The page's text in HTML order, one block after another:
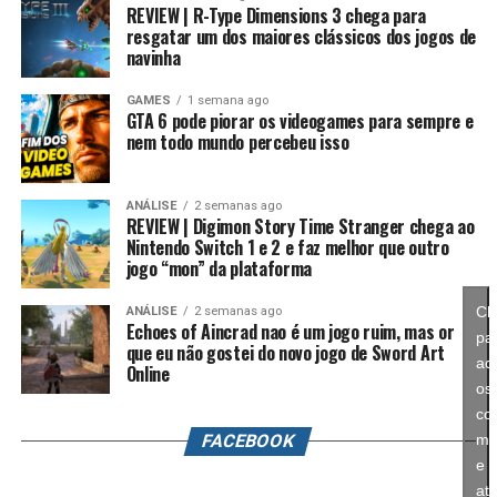
anos, Splatoon foi visto principalmente como um jogo
competitivo, mas Splatoon Raiders mostra que existe
espaço para expandir esse universo com uma campanha
mais ambiciosa e cheia de conteúdo. Caso a recepção dos
jogadores seja positiva, é bem possível que a Nintendo
continue investindo nesse formato e transforme o modo
história em um dos pilares da série daqui para frente.
No fim das contas, fica a sensação de que Splatoon
Raiders funciona como um grande laboratório para o
futuro da franquia. A Nintendo parece estar testando
novas mecânicas, um mundo mais aberto, sistemas de
progressão e uma campanha muito mais ambiciosa para
entender como os jogadores vão reagir. Se a recepção
for positiva, é bem possível que muitas dessas ideias
REVIEW | R-Type Dimensions 3 chega para
resgatar um dos maiores clássicos dos jogos de
navinha
GAMES 1 semana ago
GTA 6 pode piorar os videogames para sempre e
nem todo mundo percebeu isso
ANÁLISE 2 semanas ago
REVIEW | Digimon Story Time Stranger chega ao
Nintendo Switch 1 e 2 e faz melhor que outro
jogo “mon” da plataforma
ANÁLISE 2 semanas ago
Echoes of Aincrad nao é um jogo ruim, mas or
que eu não gostei do novo jogo de Sword Art
Online
FACEBOOK
os
e